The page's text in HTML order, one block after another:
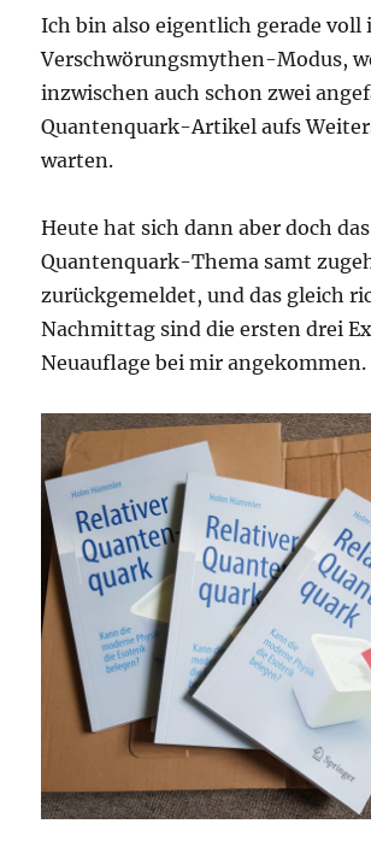
Ich bin also eigentlich gerade voll
Verschwörungsmythen-Modus,
inzwischen auch schon zwei
Quantenquark-Artikel aufs
warten.
Heute hat sich dann aber doch das
Quantenquark-Thema samt
zurückgemeldet, und das gleich
Nachmittag sind die ersten drei
Neuauflage bei mir angekommen.